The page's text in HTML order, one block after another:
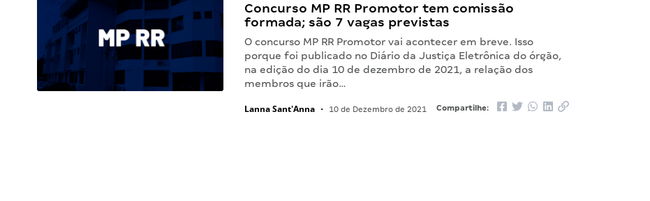
Concurso MP RR Promotor tem comissão
formada; são 7 vagas previstas
O concurso MP RR Promotor vai acontecer em breve. Isso
porque foi publicado no Diário da Justiça Eletrônica do órgão,
na edição do dia 10 de dezembro de 2021, a relação dos
membros que irão…
Lanna Sant'Anna • 10 de Dezembro de 2021 Compartilhe: